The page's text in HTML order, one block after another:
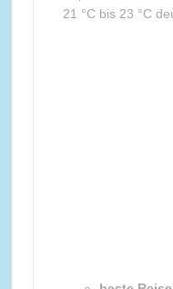
21 °C bis 23 °C